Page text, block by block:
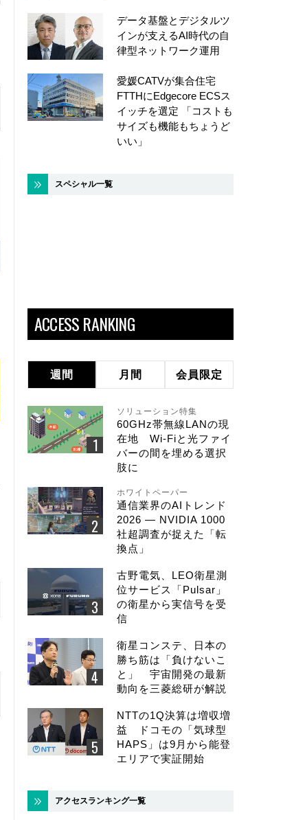
データ基盤とデジタルツ
インが支えるAI時代の自
律型ネットワーク運用
愛媛CATVが集合住宅
FTTHにEdgecore ECSス
イッチを選定 「コストも
サイズも機能もちょうど
いい」
スペシャル一覧
ACCESS RANKING
週間 月間 会員限定
ソリューション特集
60GHz帯無線LANの現
在地 Wi-Fiと光ファイ
バーの間を埋める選択
肢に
ホワイトペーパー
通信業界のAIトレンド
2026 ― NVIDIA 1000
社超調査が捉えた「転
換点」
古野電気、LEO衛星測
位サービス「Pulsar」
の衛星から実信号を受
信
衛星コンステ、日本の
勝ち筋は「負けないこ
と」 宇宙開発の最新
動向を三菱総研が解説
NTTの1Q決算は増収増
益 ドコモの「気球型
HAPS」は9月から能登
エリアで実証開始
アクセスランキング一覧